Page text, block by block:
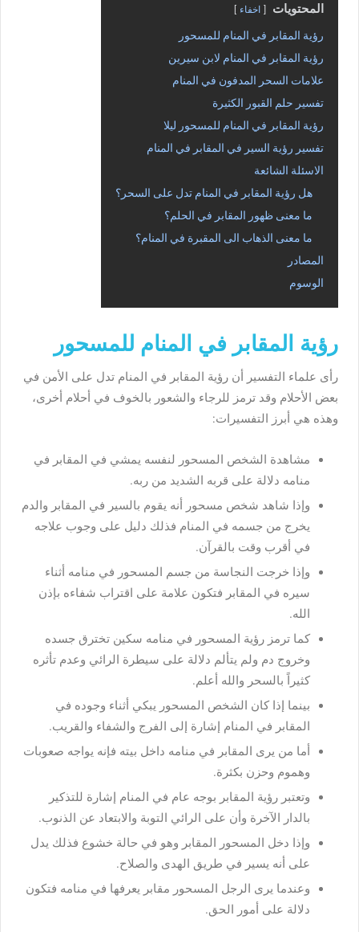
المحتويات اخفاء
رؤية المقابر في المنام للمسحور
رؤية المقابر في المنام لابن سيرين
علامات السحر المدفون في المنام
تفسير حلم القبور الكثيرة
رؤية المقابر في المنام للمسحور ليلا
تفسير رؤية السير في المقابر في المنام
الاسئلة الشائعة
هل رؤية المقابر في المنام تدل على السحر؟
ما معنى ظهور المقابر في الحلم؟
ما معنى الذهاب الى المقبرة في المنام؟
المصادر
الوسوم
رؤية المقابر في المنام للمسحور
رأى علماء التفسير أن رؤية المقابر في المنام تدل على الأمن في
بعض الأحلام وقد ترمز للرجاء والشعور بالخوف في أحلام أخرى،
وهذه هي أبرز التفسيرات:
مشاهدة الشخص المسحور لنفسه يمشي في المقابر في
منامه دلالة على قربه الشديد من ربه.
وإذا شاهد شخص مسحور أنه يقوم بالسير في المقابر والدم
يخرج من جسمه في المنام فذلك دليل على وجوب علاجه
في أقرب وقت بالقرآن.
وإذا خرجت النجاسة من جسم المسحور في منامه أثناء
سيره في المقابر فتكون علامة على اقتراب شفاءه بإذن
الله.
كما ترمز رؤية المسحور في منامه سكين تخترق جسده
وخروج دم ولم يتألم دلالة على سيطرة الرائي وعدم تأثره
كثيراً بالسحر والله أعلم.
بينما إذا كان الشخص المسحور يبكي أثناء وجوده في
المقابر في المنام إشارة إلى الفرج والشفاء والقريب.
أما من يرى المقابر في منامه داخل بيته فإنه يواجه صعوبات
وهموم وحزن بكثرة.
وتعتبر رؤية المقابر بوجه عام في المنام إشارة للتذكير
بالدار الآخرة وأن على الرائي التوبة والابتعاد عن الذنوب.
وإذا دخل المسحور المقابر وهو في حالة خشوع فذلك يدل
على أنه يسير في طريق الهدى والصلاح.
وعندما يرى الرجل المسحور مقابر يعرفها في منامه فتكون
دلالة على أمور الحق.